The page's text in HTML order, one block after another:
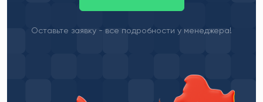
Оставьте заявку - все подробности у менеджера!